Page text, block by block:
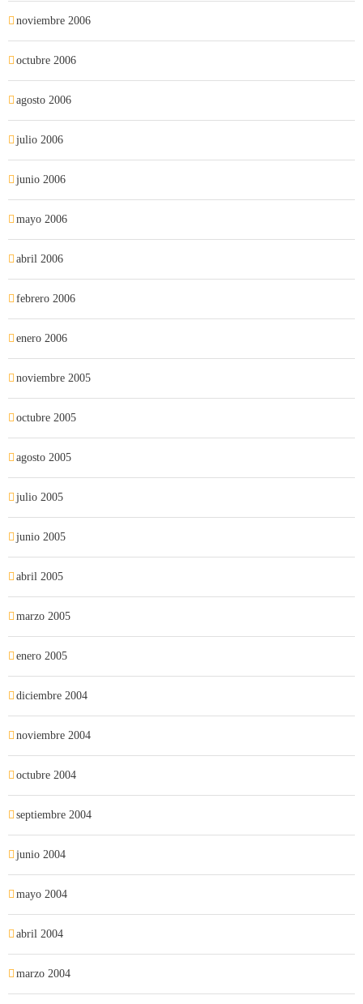
noviembre 2006
octubre 2006
agosto 2006
julio 2006
junio 2006
mayo 2006
abril 2006
febrero 2006
enero 2006
noviembre 2005
octubre 2005
agosto 2005
julio 2005
junio 2005
abril 2005
marzo 2005
enero 2005
diciembre 2004
noviembre 2004
octubre 2004
septiembre 2004
junio 2004
mayo 2004
abril 2004
marzo 2004